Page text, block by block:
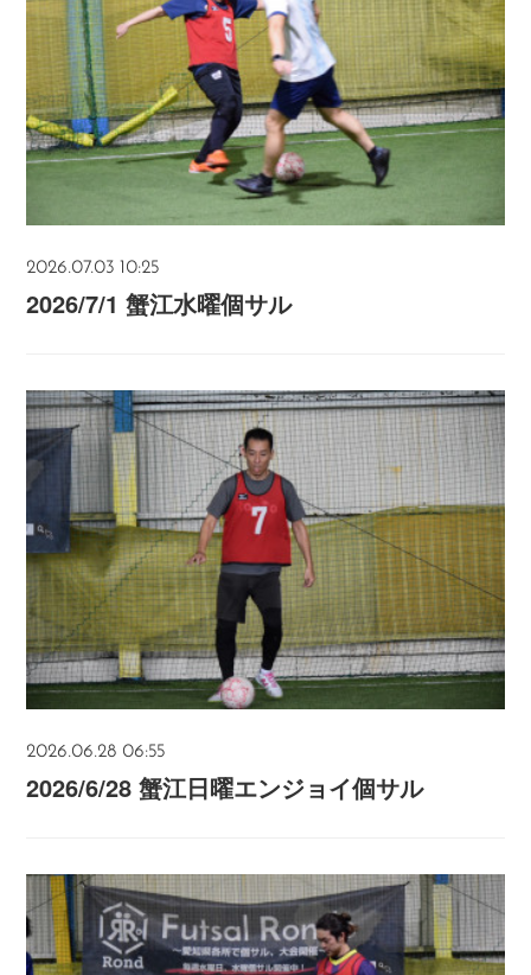
2026.07.03 10:25
2026/7/1 蟹江水曜個サル
2026.06.28 06:55
2026/6/28 蟹江日曜エンジョイ個サル